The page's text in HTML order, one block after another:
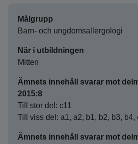
Målgrupp
Barn- och ungdomsallergologi
När i utbildningen
Mitten
Ämnets innehåll svarar mot
2015:8
Till stor del: c11
Till viss del: a1, a2, b1, b2, b3, b4,
Ämnets innehåll svarar mot